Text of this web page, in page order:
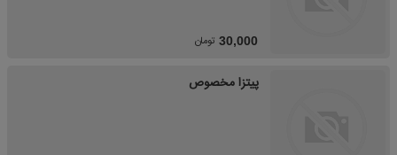
30,000 تومان
پیتزا مخصوص